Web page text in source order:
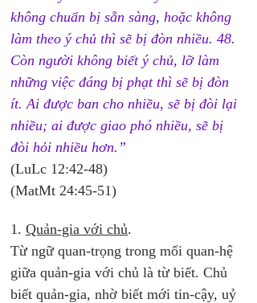
không chuẩn bị sẵn sàng, hoặc không
làm theo ý chủ thì sẽ bị đòn nhiều. 48.
Còn người không biết ý chủ, lỡ làm
những việc đáng bị phạt thì sẽ bị đòn
ít. Ai được ban cho nhiều, sẽ bị đòi lại
nhiều; ai được giao phó nhiều, sẽ bị
đòi hỏi nhiều hơn.”
(LuLc 12:42-48)
(MatMt 24:45-51)
1. Quản-gia với chủ.
Từ ngữ quan-trọng trong mối quan-hệ
giữa quản-gia với chủ là từ biết. Chủ
biết quản-gia, nhờ biết mới tin-cậy, uỷ